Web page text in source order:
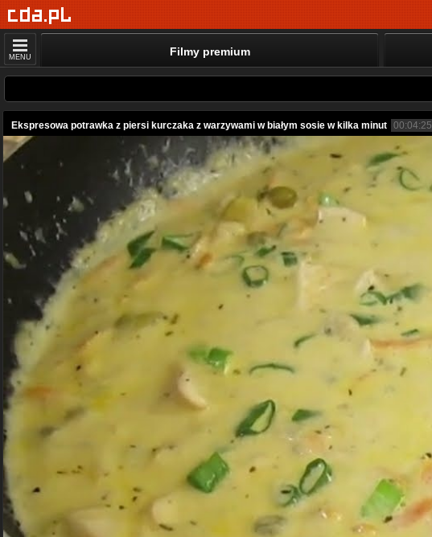
MENU Filmy premium
Ekspresowa potrawka z piersi kurczaka z warzywami w białym sosie w kilka minut 00:04:25